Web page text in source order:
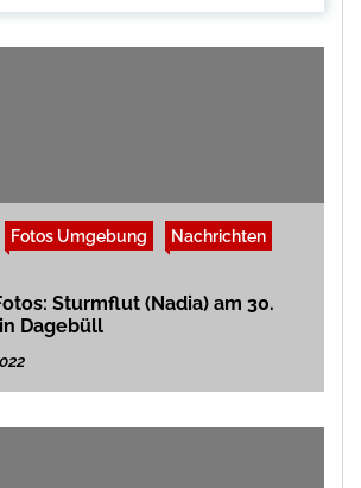
Fotos Umgebung
Nachrichten
Sturmflut (Nadia) am 30.
Dagebüll